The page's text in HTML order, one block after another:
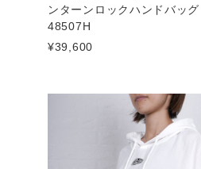
ンターンロックハンドバッ
48507H
¥39,600